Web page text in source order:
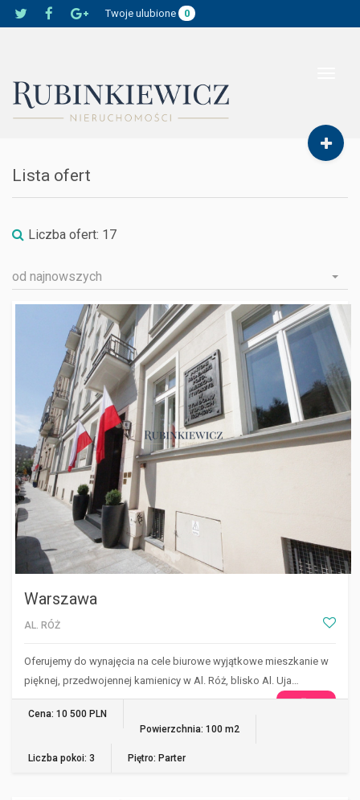
Twoje ulubione 0
Lista ofert
Liczba ofert: 17
od najnowszych
WARSZAWA
Warszawa
AL. RÓŻ
Oferujemy do wynajęcia na cele biurowe wyjątkowe mieszkanie w
pięknej, przedwojennej kamienicy w Al. Róż, blisko Al. Uja…
WIĘCEJ
Cena: 10 500 PLN
Powierzchnia: 100 m2
Liczba pokoi: 3 Piętro: Parter